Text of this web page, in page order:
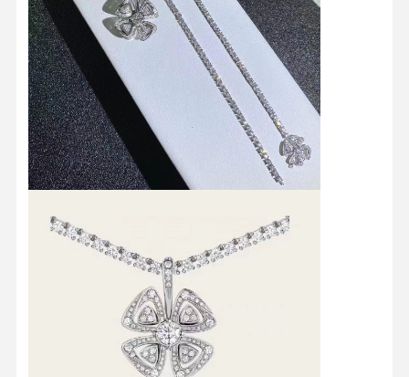
Colletto placcato in oro 14K
Gioielli di platino personalizzati